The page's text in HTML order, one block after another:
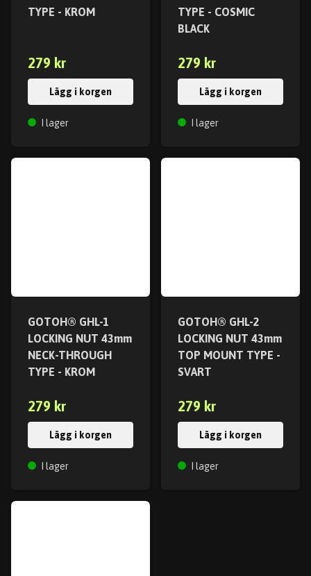
TYPE - KROM
279 kr
Lägg i korgen
I lager
TYPE - COSMIC
BLACK
279 kr
Lägg i korgen
I lager
GOTOH® GHL-1
LOCKING NUT 43mm
NECK-THROUGH
TYPE - KROM
279 kr
Lägg i korgen
I lager
GOTOH® GHL-2
LOCKING NUT 43mm
TOP MOUNT TYPE -
SVART
279 kr
Lägg i korgen
I lager